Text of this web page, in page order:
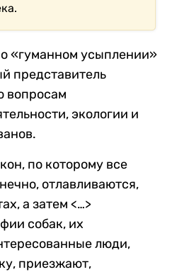
«гуманном усыплении»
представитель
вопросам
экологии и
по которому все
отлавливаются,
а затем <…>
собак, их
люди,
приезжают,